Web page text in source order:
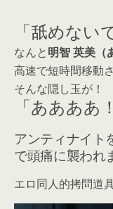
「舐めない
なんと明智 英美（
高速で短時間移動
そんな隠し玉が！
「ああああ
アンティナイト
で頭痛に襲われ
エロ同人的拷問道